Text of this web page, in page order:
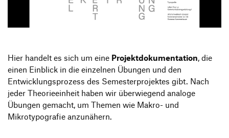
Transfer und Kooperation
Produktgestaltung B.A.
Strategische Gestaltung M.A.
Hier handelt es sich um eine Projektdokumentation, die
einen Einblick in die einzelnen Übungen und den
Entwicklungsprozess des Semesterprojektes gibt. Nach
jeder Theorieeinheit haben wir überwiegend analoge
Übungen gemacht, um Themen wie Makro- und
Mikrotypografie anzunähern.